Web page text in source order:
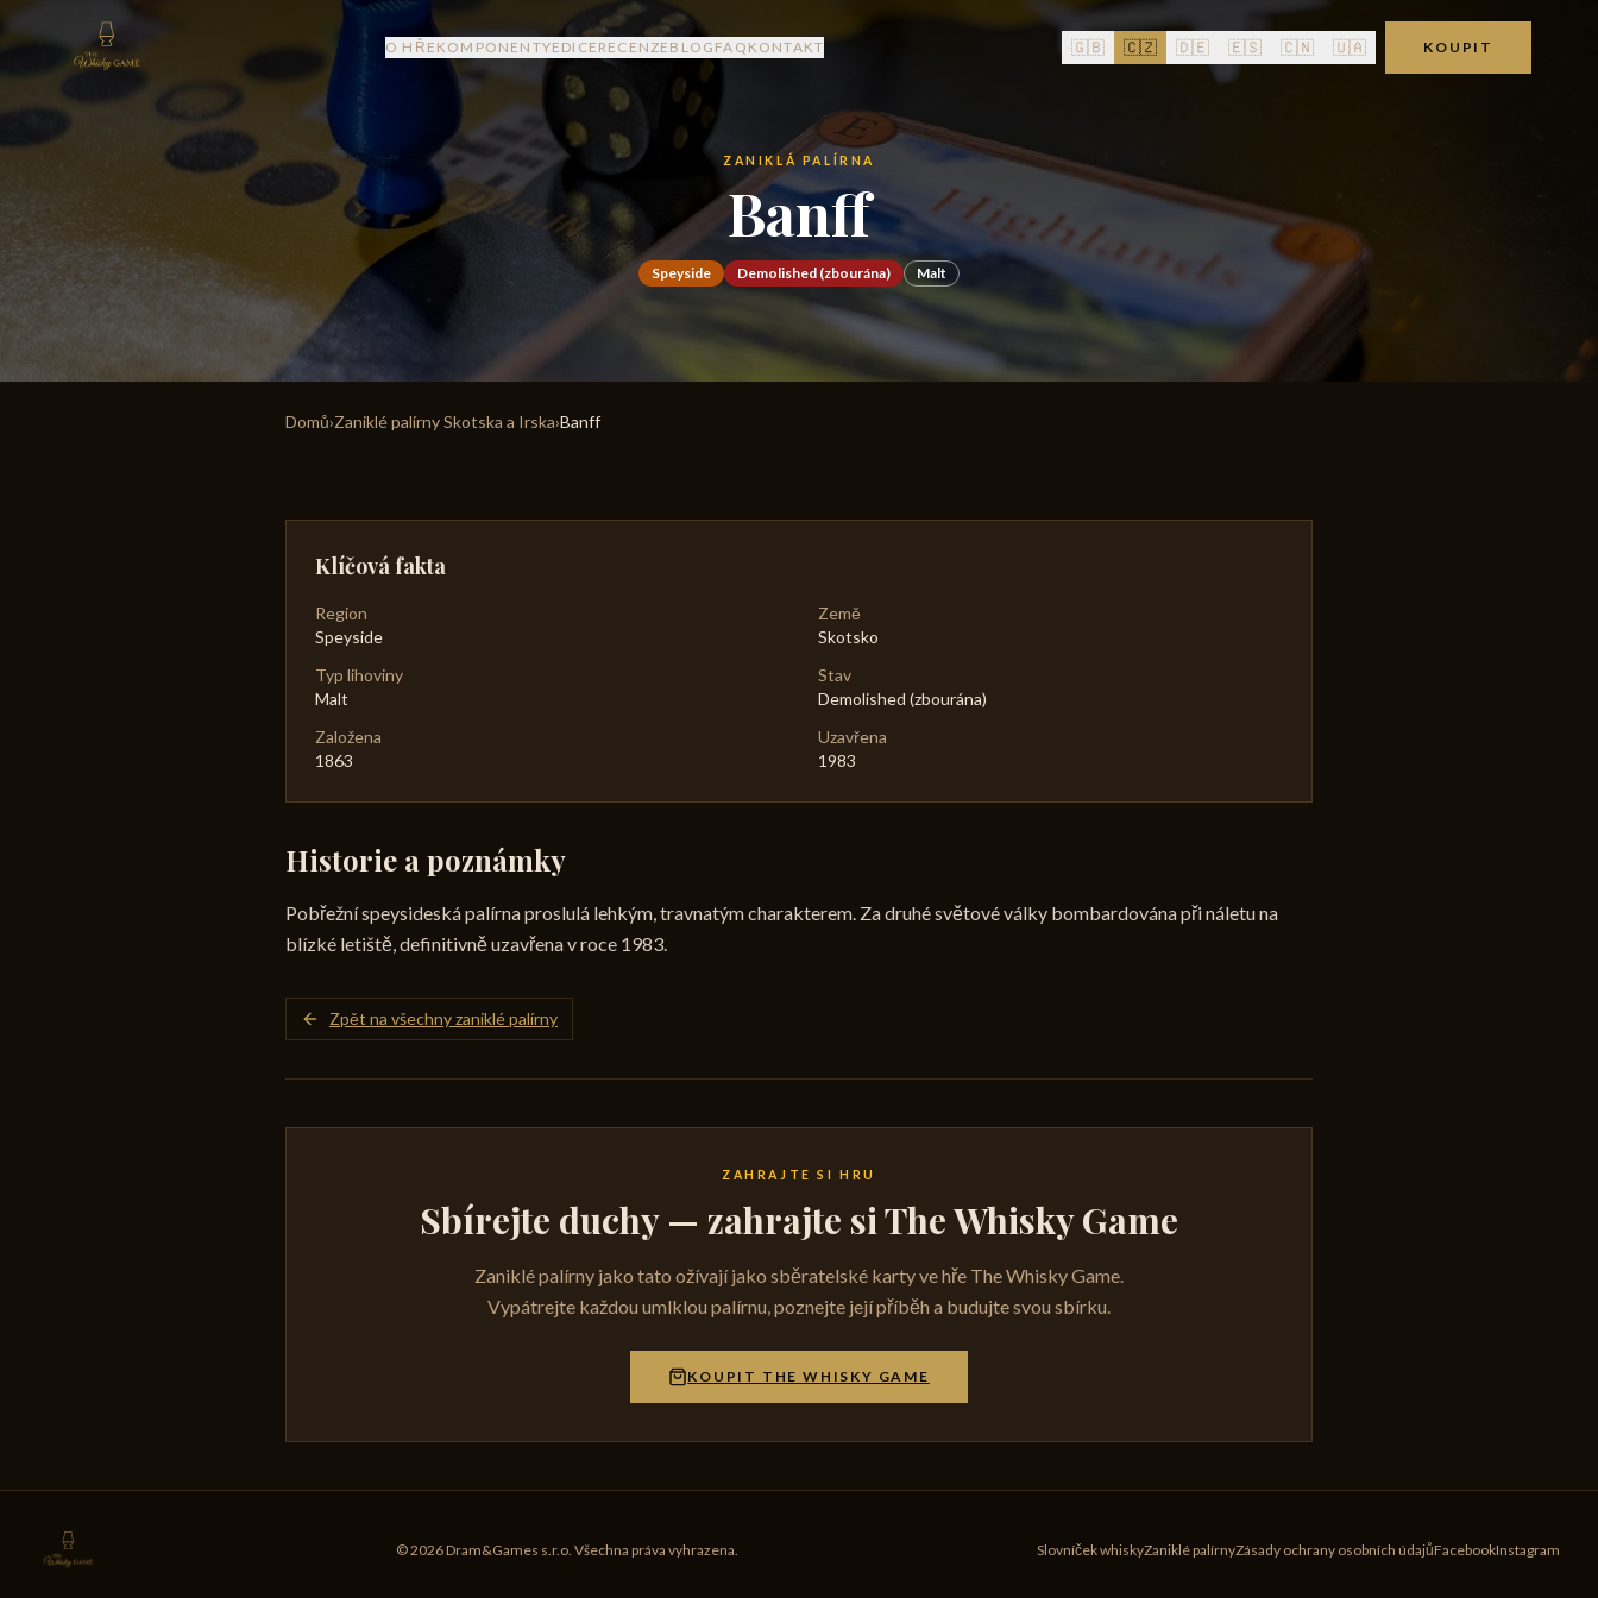
O HŘE KOMPONENTYEDICE RECENZE BLOG FAQ KONTAKT 🇬🇧 🇨🇿 🇩🇪 🇪🇸 🇨🇳 🇺🇦 KOUPIT
ZANIKLÁ PALÍRNA
Banff
Speyside Demolished (zbourána) Malt
Domů›Zaniklé palírny Skotska a Irska›Banff
Klíčová fakta
Region
Speyside
Země
Skotsko
Typ lihoviny
Malt
Stav
Demolished (zbourána)
Založena
1863
Uzavřena
1983
Historie a poznámky
Pobřežní speysideská palírna proslulá lehkým, travnatým charakterem. Za druhé světové války bombardována při náletu na
blízké letiště, definitivně uzavřena v roce 1983.
Zpět na všechny zaniklé palírny
ZAHRAJTE SI HRU
Sbírejte duchy — zahrajte si The Whisky Game
Zaniklé palírny jako tato ožívají jako sběratelské karty ve hře The Whisky Game.
Vypátrejte každou umlklou palírnu, poznejte její příběh a budujte svou sbírku.
KOUPIT THE WHISKY GAME
© 2026 Dram&Games s.r.o. Všechna práva vyhrazena. Slovníček whiskyZaniklé palírnyZásady ochrany osobních údajůFacebookInstagram